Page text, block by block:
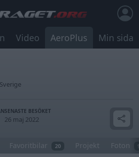
Video AeroPlus Min sida
SENASTE BESÖKET
26 maj 2022
Favoritbilar 20 Projekt Foton